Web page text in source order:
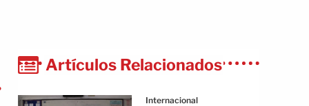
Artículos Relacionados
Internacional